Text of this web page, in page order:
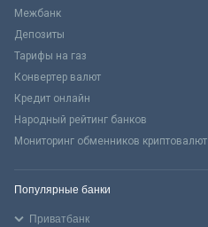
Межбанк
Депозиты
Тарифы на газ
Конвертер валют
Кредит онлайн
Народный рейтинг банков
Мониторинг обменников криптовалют
Популярные банки
Приватбанк